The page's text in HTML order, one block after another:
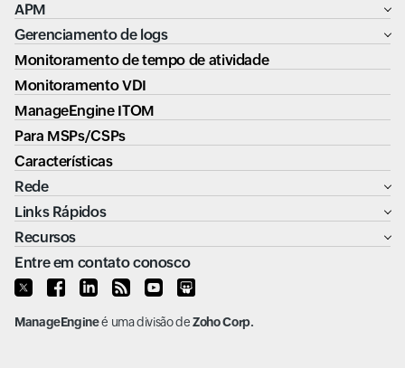
APM
Gerenciamento de logs
Monitoramento de tempo de atividade
Monitoramento VDI
ManageEngine ITOM
Para MSPs/CSPs
Características
Rede
Links Rápidos
Recursos
Entre em contato conosco
ManageEngineé uma divisão deZoho Corp.